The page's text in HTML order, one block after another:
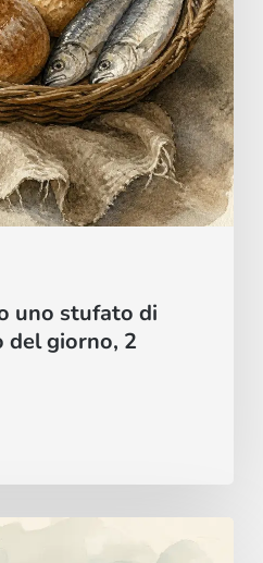
uno stufato di
del giorno, 2